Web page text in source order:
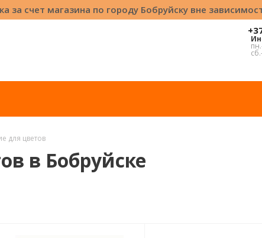
за счет магазина по городу Бобруйску вне
для цветов
в Бобруйске